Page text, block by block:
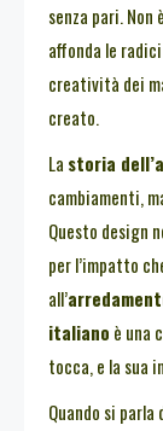
senza pari. Non
affonda le
creatività dei
creato.
La storia
cambiamenti,
Questo design
per l’impatto
all’
italiano è una
tocca, e la sua
Quando si